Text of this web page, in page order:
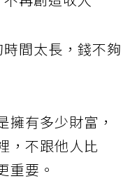
間太長，錢不夠
擁有多少財富，
，不跟他人比
重要。